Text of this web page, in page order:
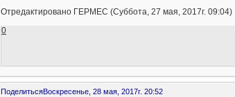
Отредактировано ГЕРМЕС (Суббота, 27 мая, 2017г. 09:04)
0
ПоделитьсяВоскресенье, 28 мая, 2017г. 20:52